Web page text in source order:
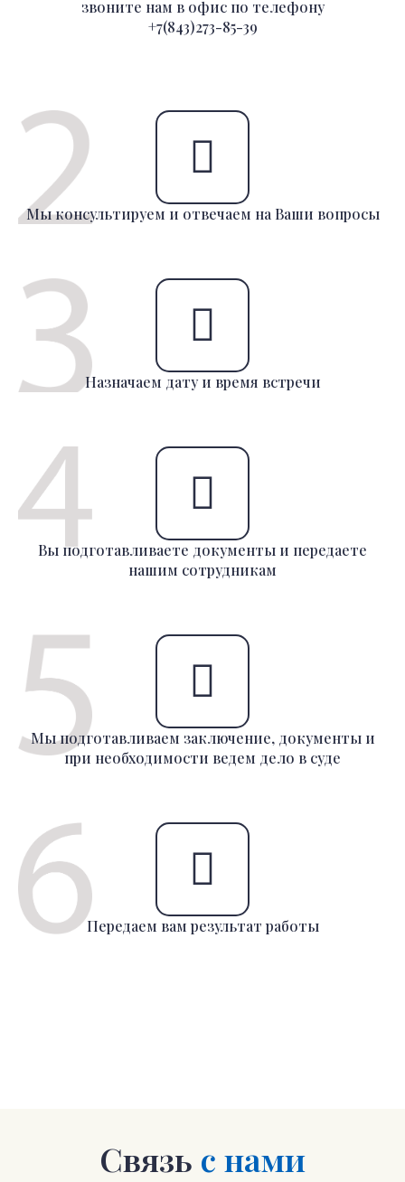
звоните нам в офис по телефону
+7(843)273-85-39
Мы консультируем и отвечаем на Ваши вопросы
Назначаем дату и время встречи
Вы подготавливаете документы и передаете
нашим сотрудникам
Мы подготавливаем заключение, документы и
при необходимости ведем дело в суде
Передаем вам результат работы
Связь с нами